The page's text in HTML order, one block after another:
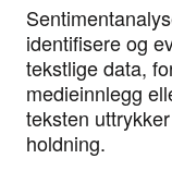
identifisere og
tekstlige data,
medieinnlegg
teksten
holdning.